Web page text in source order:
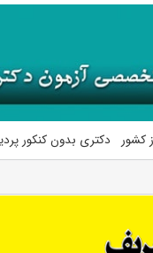
کشور دکتری بدون کنکور